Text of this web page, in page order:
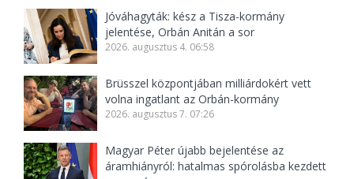
Jóváhagyták: kész a Tisza-kormány
jelentése, Orbán Anitán a sor
2026. augusztus 4. 06:58
Brüsszel központjában milliárdokért vett
volna ingatlant az Orbán-kormány
2026. augusztus 7. 07:26
Magyar Péter újabb bejelentése az
áramhiányról: hatalmas spórolásba kezdett